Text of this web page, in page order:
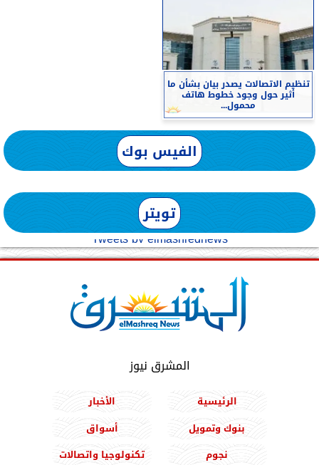
تنظيم الاتصالات يصدر بيان بشأن ما
أثير حول وجود خطوط هاتف
محمول...
الفيس بوك
تويتر
Tweets by elmashreqnews
المشرق نيوز
الرئيسية
الأخبار
بنوك وتمويل
أسواق
نجوم
تكنولوجيا واتصالات